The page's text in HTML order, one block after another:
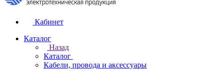
Кабинет
Каталог
Назад
Каталог
Кабели, провода и аксессуары